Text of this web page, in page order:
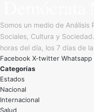
Somos un medio de
Sociales, Cultura y
horas del día, los 7 días de
Facebook X-twitter Whatsapp
Categorías
Estados
Nacional
Internacional
Salud